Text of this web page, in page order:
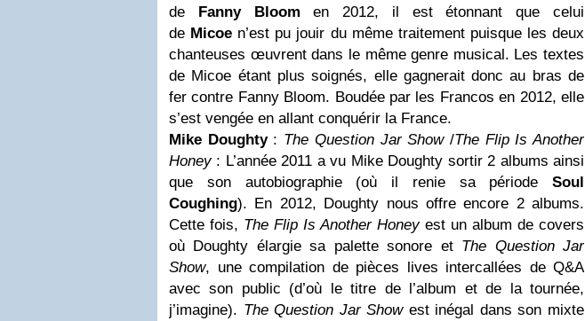
de Fanny Bloom en 2012, il est étonnant que celui
de Micoe n’est pu jouir du même traitement puisque les deux
chanteuses œuvrent dans le même genre musical. Les textes
de Micoe étant plus soignés, elle gagnerait donc au bras de
fer contre Fanny Bloom. Boudée par les Francos en 2012, elle
s’est vengée en allant conquérir la France.
Mike Doughty: The Question Jar Show/The Flip Is Another
Honey: L’année 2011 a vu Mike Doughty sortir 2 albums ainsi
que son autobiographie (où il renie sa période Soul
Coughing). En 2012, Doughty nous offre encore 2 albums.
Cette fois, The Flip Is Another Honeyest un album de covers
où Doughty élargie sa palette sonore et The Question Jar
Show, une compilation de pièces lives intercallées de Q&A
avec son public (d’où le titre de l’album et de la tournée,
j’imagine). The Question Jar Showest inégal dans son mixte